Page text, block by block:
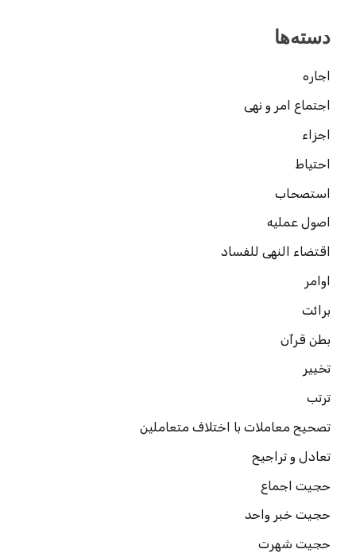
دسته‌ها
اجاره
اجتماع امر و نهی
اجزاء
احتیاط
استصحاب
اصول عملیه
اقتضاء النهی للفساد
اوامر
برائت
بطن قرآن
تخییر
ترتب
تصحیح معاملات با اختلاف متعاملین
تعادل و تراجیح
حجیت اجماع
حجیت خبر واحد
حجیت شهرت